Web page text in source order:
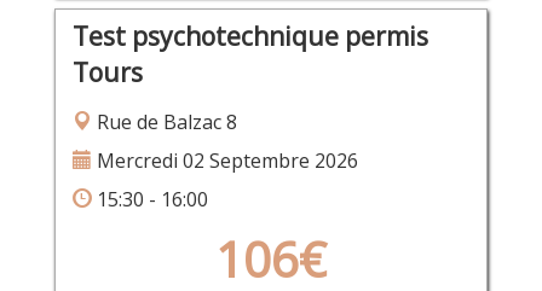
Test psychotechnique permis
Tours
Rue de Balzac 8
Mercredi 02 Septembre 2026
15:30 - 16:00
106€